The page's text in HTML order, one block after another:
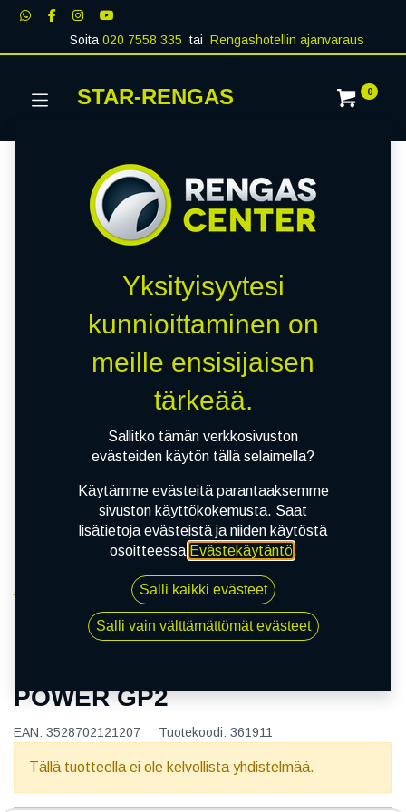
Soita020 7558 335 tai Rengashotellin ajanvaraus
STAR-RENGAS 0
160/60R17 69W MICHELIN POWER GP2
POWER GP2
EAN: 3528702121207 Tuotekoodi: 361911
Tällä tuotteella ei ole kelvollista yhdistelmää.
Yksityisyytesi
kunnioittaminen on
meille ensisijaisen
tärkeää.
Sallitko tämän verkkosivuston
evästeiden käytön tällä selaimella?
Käytämme evästeitä parantaaksemme
sivuston käyttökokemusta. Saat
lisätietoja evästeistä ja niiden käytöstä
osoitteessa Evästekäytäntö.
Salli kaikki evästeet
Salli vain välttämättömät evästeet